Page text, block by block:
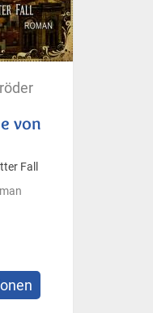
von
Fall